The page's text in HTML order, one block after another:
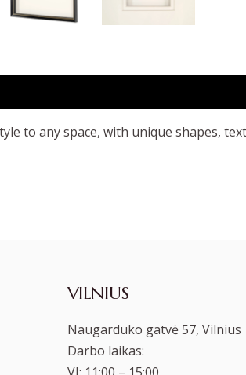
to any space, with unique shapes,
VILNIUS
Naugarduko gatvė 57, Vilnius
Darbo laikas: